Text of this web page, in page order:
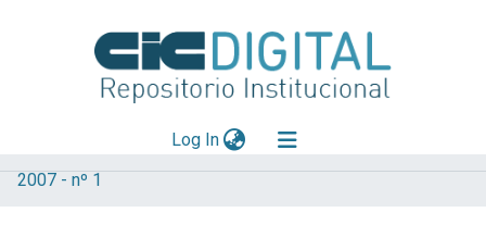
Log In(current)
Explorar
2007 - nº 1